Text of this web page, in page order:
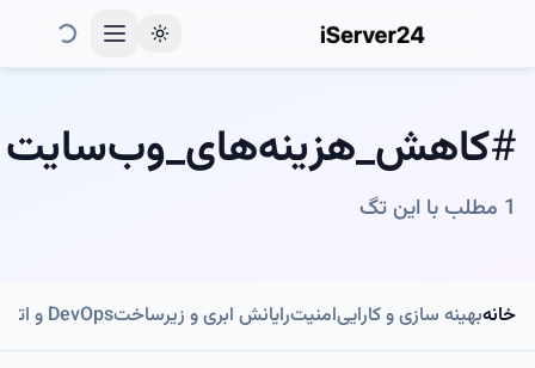
Toggle theme
#کاهش_هزینه‌های_وب‌سایت
1 مطلب با این تگ
خانهبهینه سازی و کاراییامنیترایانش ابری و زیرساختDevOps و اتوماسیون